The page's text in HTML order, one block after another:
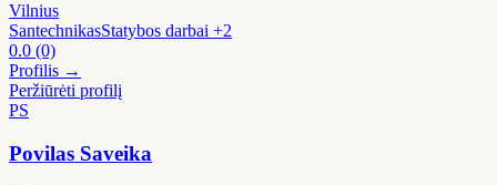
Vilnius
SantechnikasStatybos darbai +2
0.0 (0)
Profilis →
Peržiūrėti profilį
PS
Povilas Saveika